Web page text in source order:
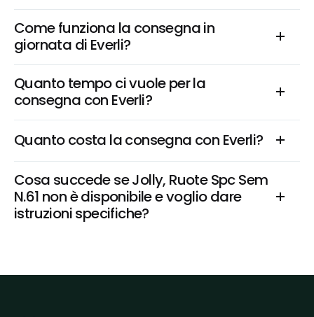
Come funziona la consegna in
giornata di Everli?
Quanto tempo ci vuole per la
consegna con Everli?
Quanto costa la consegna con Everli?
Cosa succede se Jolly, Ruote Spc Sem
N.61 non è disponibile e voglio dare
istruzioni specifiche?